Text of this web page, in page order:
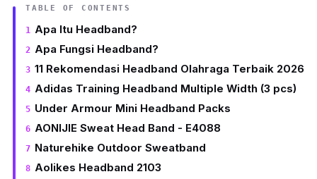
TABLE OF CONTENTS
Apa Itu Headband?
Apa Fungsi Headband?
11 Rekomendasi Headband Olahraga Terbaik 2026
Adidas Training Headband Multiple Width (3 pcs)
Under Armour Mini Headband Packs
AONIJIE Sweat Head Band - E4088
Naturehike Outdoor Sweatband
Aolikes Headband 2103